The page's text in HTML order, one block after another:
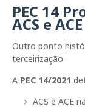
PEC 14
ACS e ACE
Outro ponto
terceirização.
A PEC 14/2021
ACS e ACE